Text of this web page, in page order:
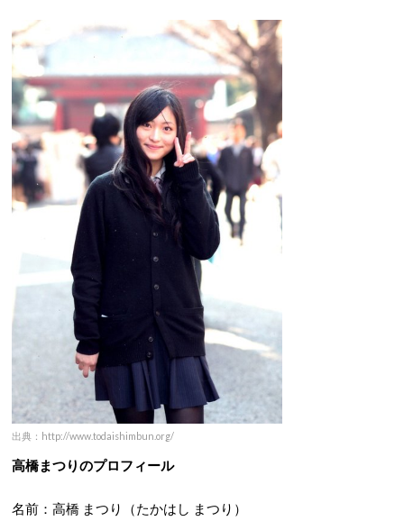
出典：http://www.todaishimbun.org/
高橋まつりのプロフィール
名前：高橋 まつり（たかはし まつり）